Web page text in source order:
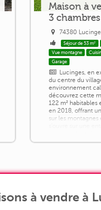
Maison à
3
74380
Séjour de 53 m²
Vue montagne
Garage
Lucinges, en
du centre du
environnement
découvrez cette
122 m²
en 2018, offrant
sur les montagnes
baignée de
à vendre à